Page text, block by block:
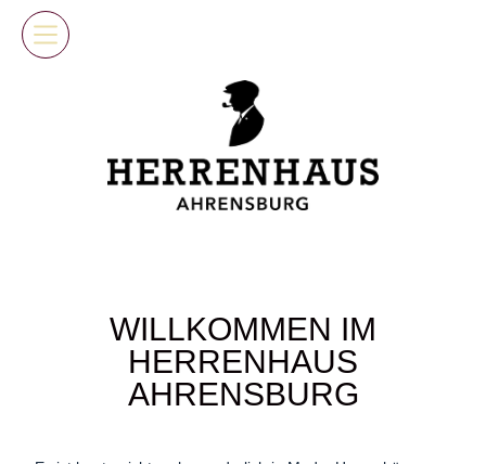
content
WILLKOMMEN IM
HERRENHAUS
AHRENSBURG